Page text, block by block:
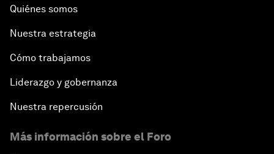
Quiénes somos
Nuestra estrategia
Cómo trabajamos
Liderazgo y gobernanza
Nuestra repercusión
Más información sobre el Foro